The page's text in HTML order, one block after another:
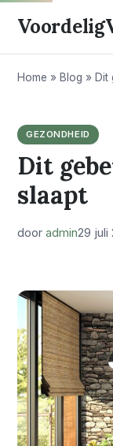
Home » Blog » Dit
GEZONDHEID
Dit
slaapt
door admin29 juli